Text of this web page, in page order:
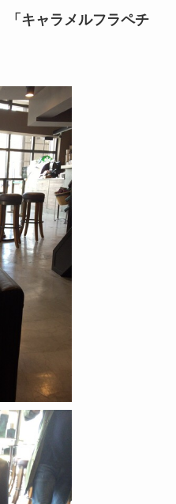
「キャラメルフラペチ